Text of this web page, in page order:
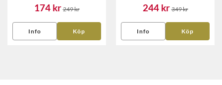
174 kr 249 kr
Info Köp
244 kr 349 kr
Info Köp